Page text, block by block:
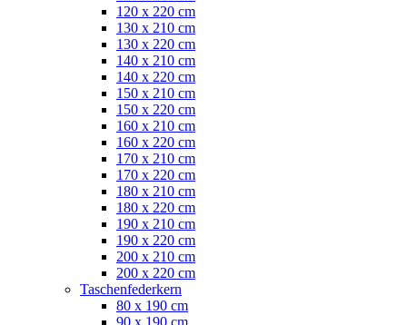
120 x 220 cm
130 x 210 cm
130 x 220 cm
140 x 210 cm
140 x 220 cm
150 x 210 cm
150 x 220 cm
160 x 210 cm
160 x 220 cm
170 x 210 cm
170 x 220 cm
180 x 210 cm
180 x 220 cm
190 x 210 cm
190 x 220 cm
200 x 210 cm
200 x 220 cm
Taschenfederkern
80 x 190 cm
90 x 190 cm